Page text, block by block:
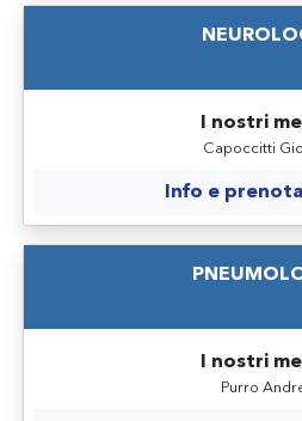
I nostri
Capoccitti
Info e
I nostri
Purro